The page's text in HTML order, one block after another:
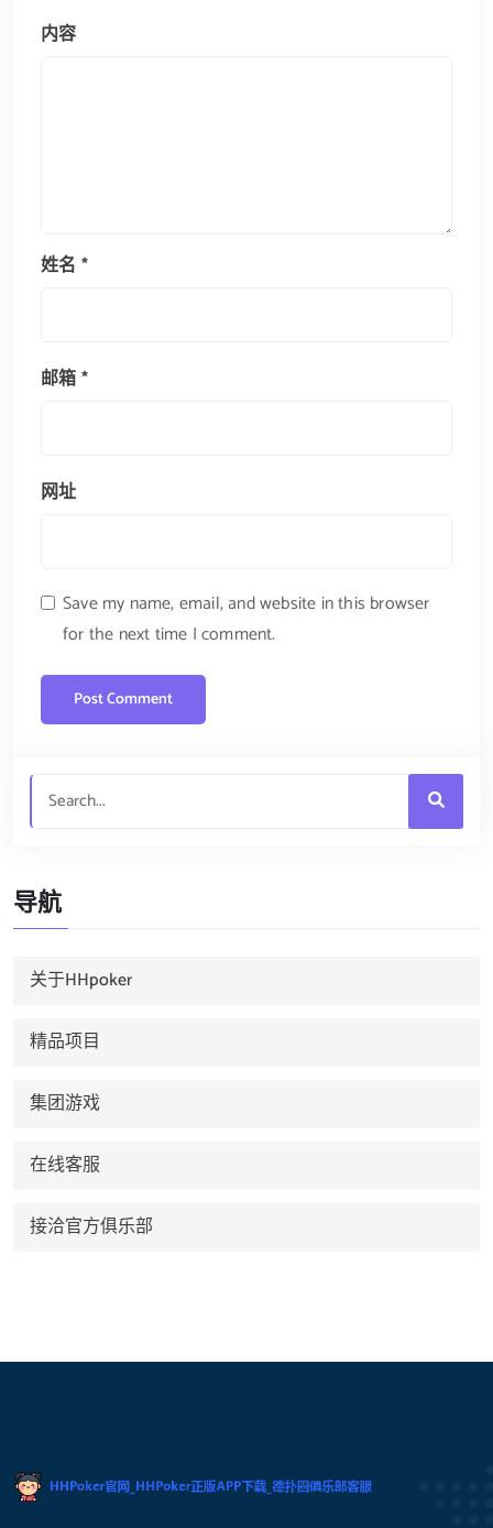
内容
姓名 *
邮箱*
网址
Save my name, email, and website in this browser
for the next time I comment.
导航
关于HHpoker
精品项目
集团游戏
在线客服
接洽官方俱乐部